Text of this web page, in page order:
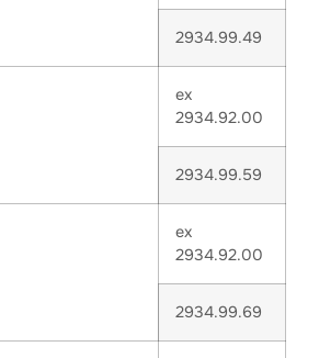
2934.99.49
ex
2934.92.00
2934.99.59
ex
2934.92.00
2934.99.69